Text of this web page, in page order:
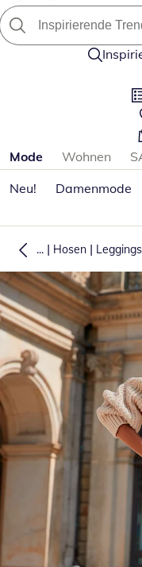
Produktkategorien
Mode Wohnen
Neu!
Damenmode
... | Hosen | Leggings